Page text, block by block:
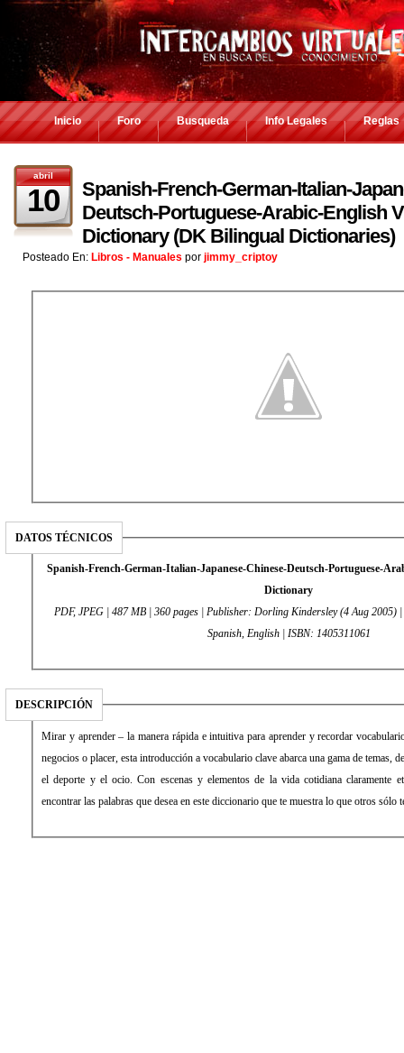
Inicio Foro Busqueda Info Legales Reglas
abril
10
Spanish-French-German-Italian-
Deutsch-Portuguese-Arabic-English
Dictionary (DK Bilingual Dictionaries)
Posteado En: Libros - Manuales por jimmy_criptoy
DATOS TÉCNICOS
Spanish-French-German-Italian-Japanese-Chinese-Deutsch-Portuguese-
Dictionary
PDF, JPEG | 487 MB | 360 pages | Publisher: Dorling Kindersley (4 Aug 2005)
Spanish, English | ISBN: 1405311061
DESCRIPCIÓN
Mirar y aprender – la manera rápida e intuitiva para aprender y recordar
negocios o placer, esta introducción a vocabulario clave abarca una gama de temas,
el deporte y el ocio. Con escenas y elementos de la vida cotidiana claramente
encontrar las palabras que desea en este diccionario que te muestra lo que otros sólo